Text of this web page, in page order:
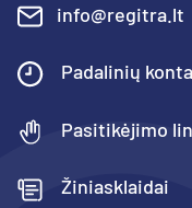
info@regitra.lt
Padalinių
Pasitikėjimo
Žiniasklaidai